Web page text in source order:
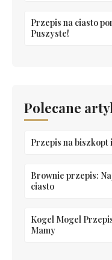
Przepis na ciasto
Puszyste!
Polecane
Przepis na
Brownie przepis:
ciasto
Kogel Mogel
Mamy